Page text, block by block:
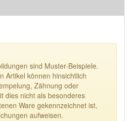
sind Muster-Beispiele.
Artikel können hinsichtlich
Zähnung oder
dies nicht als besonderes
Ware gekennzeichnet ist,
aufweisen.